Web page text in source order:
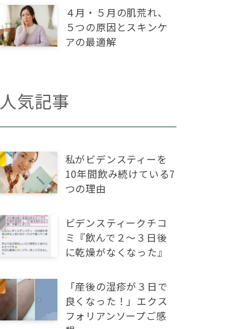
４月・５月の肌荒れ、
５つの原因とスキンケ
アの最適解
人気記事
私がビデンスティーを
10年間飲み続けている7
つの理由
ビデンスティークチコ
ミ『飲んで２～３日後
に乾燥がなくなった』
「産後の湿疹が３日で
良くなった！」エクス
フォリアンソープご感